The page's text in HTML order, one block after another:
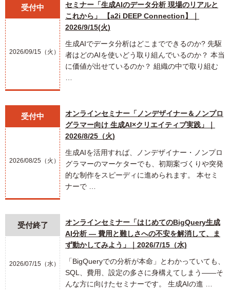
受付中
2026/09/15（火）
セミナー「生成AIのデータ分析 現場のリアルと
これから」 【a2i DEEP Connection】｜
2026/9/15(火)
生成AIでデータ分析はどこまでできるのか? 先駆
者はどのAIを使いどう取り組んでいるのか？ 本当
に価値が出せているのか？ 組織の中で取り組む
受付中
2026/08/25（火）
オンラインセミナー「ノンデザイナー＆ノンプロ
グラマー向け 生成AI×クリエイティブ実践」｜
2026/8/25（火)
生成AIを活用すれば、ノンデザイナー・ノンプロ
グラマーのマーケターでも、初期案づくりや突発
的な制作をスピーディに進められます。 本セミ
ナーで …
受付終了
2026/07/15（水）
オンラインセミナー「はじめてのBigQuery生成
AI分析 ― 費用と難しさへの不安を解消して、ま
ず動かしてみよう」｜2026/7/15（水)
「BigQueryでの分析が本命」とわかっていても、
SQL、費用、設定の多さに身構えてしまう――そ
んな方に向けたセミナーです。 生成AIの進 …